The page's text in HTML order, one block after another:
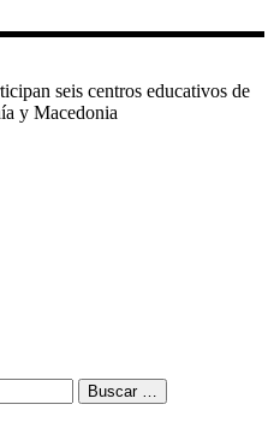
seis centros educativos de
y Macedonia
Buscar …